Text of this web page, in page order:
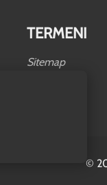
TERMENI
Sitemap
©